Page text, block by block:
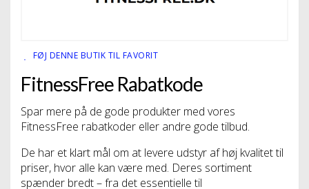
FØJ DENNE BUTIK TIL FAVORIT
FitnessFree Rabatkode
Spar mere på de gode produkter med vores
FitnessFree rabatkoder eller andre gode tilbud.
De har et klart mål om at levere udstyr af høj kvalitet til
priser, hvor alle kan være med. Deres sortiment
spænder bredt – fra det essentielle til